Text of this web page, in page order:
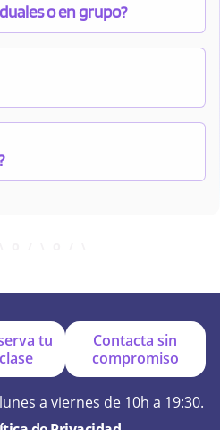
o en grupo?
tu
clase
Contacta sin
compromiso
a viernes de 10h a 19:30.